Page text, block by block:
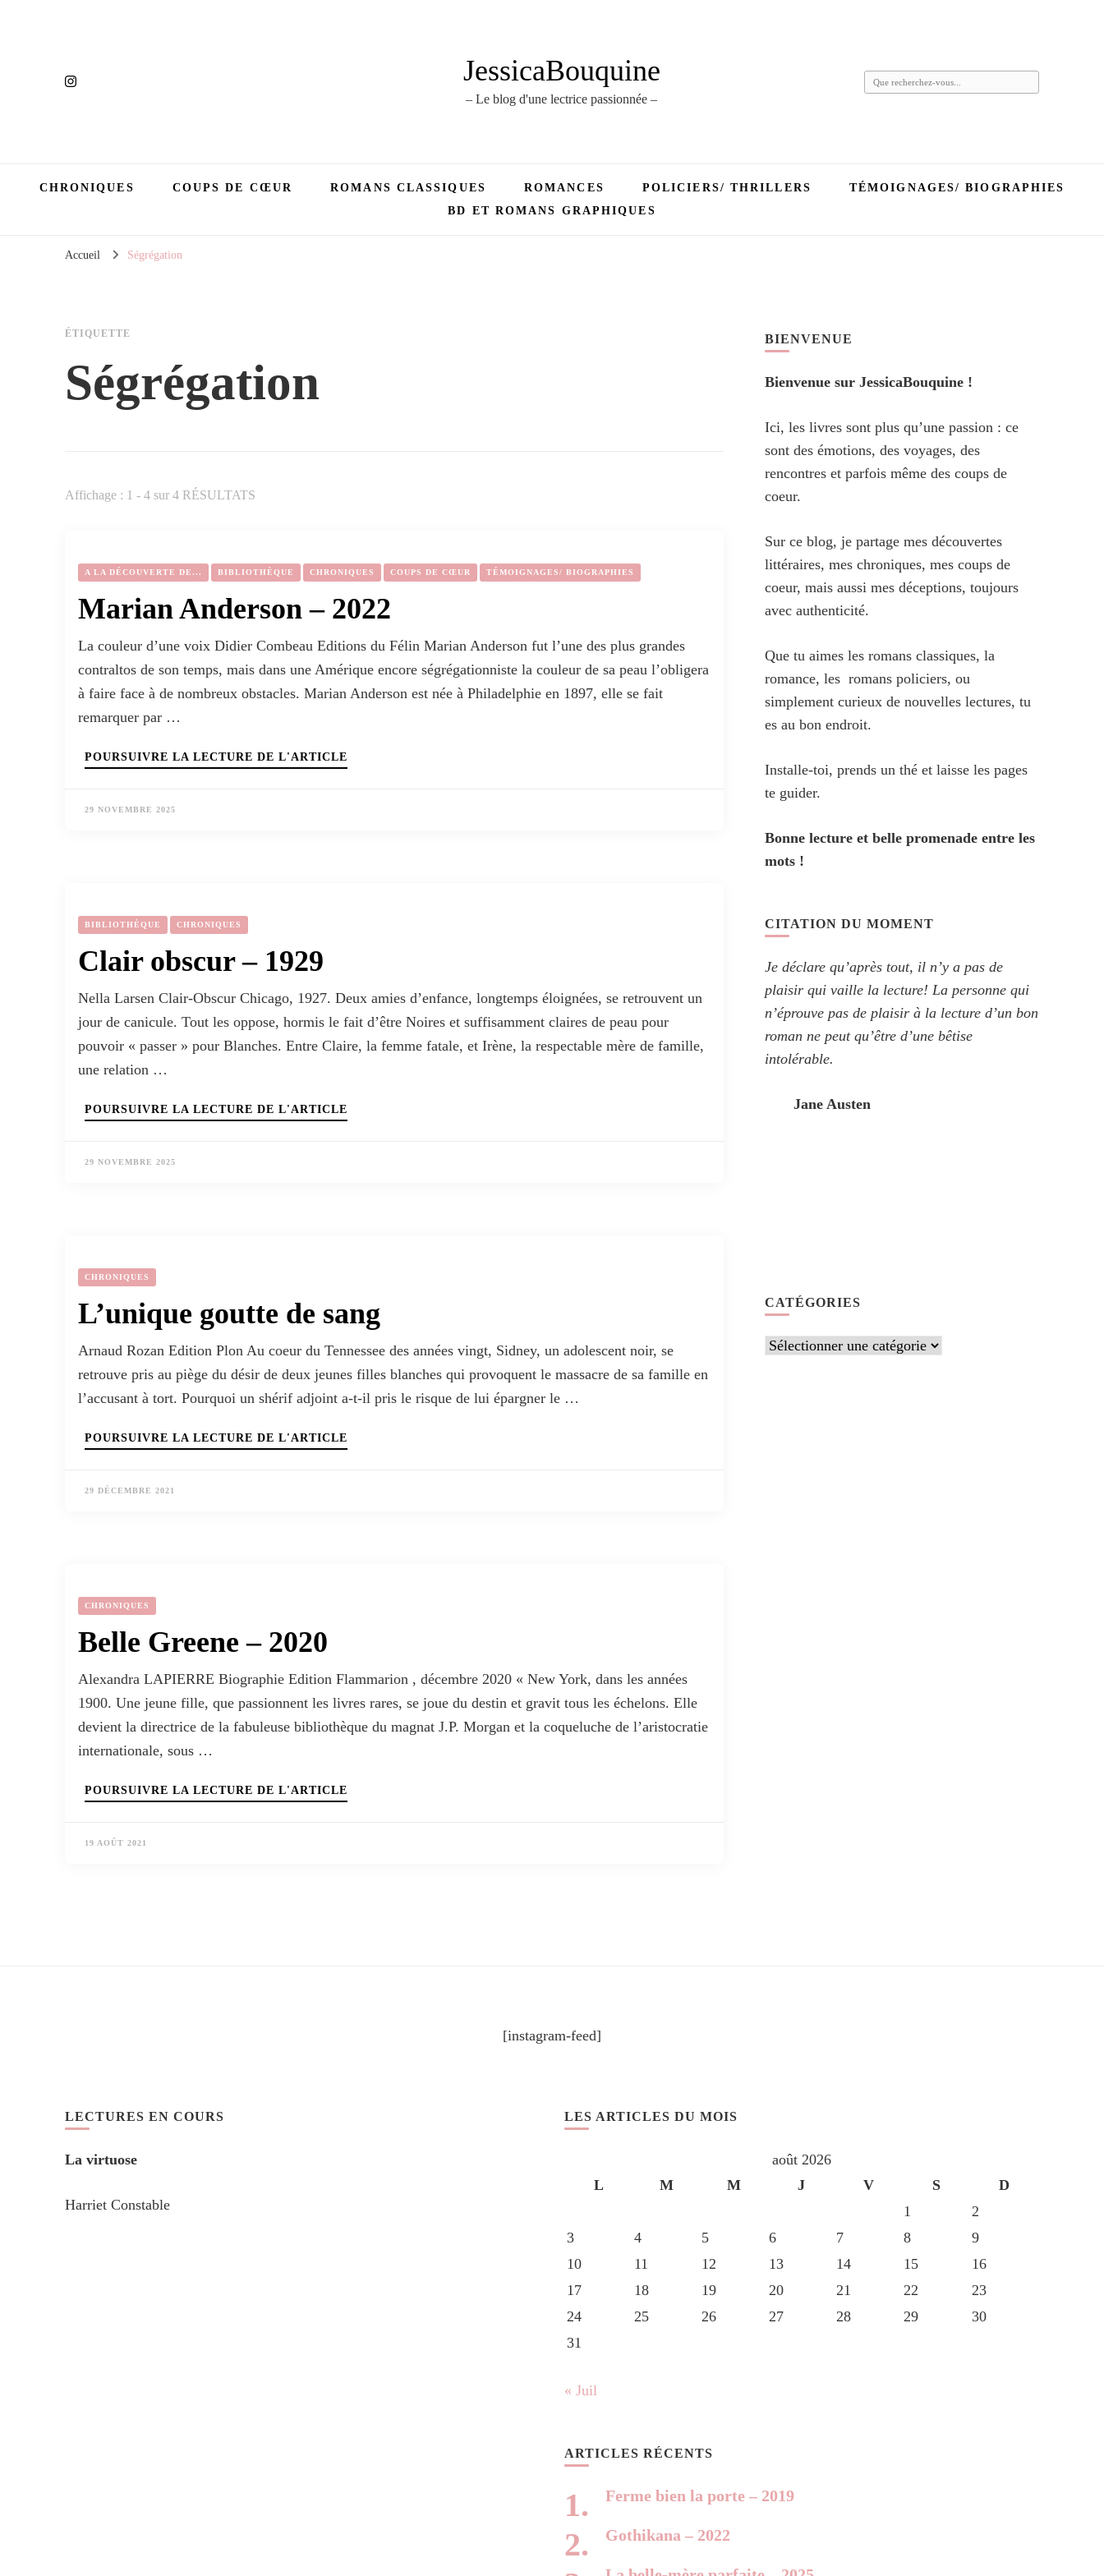
JessicaBouquine
– Le blog d'une lectrice passionnée –
Vous
CHRONIQUES COUPS DE CŒUR ROMANS CLASSIQUES ROMANCES POLICIERS/ THRILLERS
TÉMOIGNAGES/ BIOGRAPHIES
BD ET ROMANS GRAPHIQUES
Accueil Ségrégation
ÉTIQUETTE
Ségrégation
Affichage : 1 - 4 sur 4 RÉSULTATS
A LA DÉCOUVERTE DE... BIBLIOTHÈQUE CHRONIQUES COUPS DE CŒUR TÉMOIGNAGES/ BIOGRAPHIES
Marian Anderson – 2022
La couleur d’une voix Didier Combeau Editions du Félin Marian Anderson fut l’une des plus grandes
contraltos de son temps, mais dans une Amérique encore ségrégationniste la couleur de sa peau l’obligera
à faire face à de nombreux obstacles. Marian Anderson est née à Philadelphie en 1897, elle se fait
remarquer par …
POURSUIVRE LA LECTURE DE L'ARTICLE
29 NOVEMBRE 2025
BIBLIOTHÈQUE CHRONIQUES
Clair obscur – 1929
Nella Larsen Clair-Obscur Chicago, 1927. Deux amies d’enfance, longtemps éloignées, se retrouvent un
jour de canicule. Tout les oppose, hormis le fait d’être Noires et suffisamment claires de peau pour
pouvoir « passer » pour Blanches. Entre Claire, la femme fatale, et Irène, la respectable mère de famille,
une relation …
POURSUIVRE LA LECTURE DE L'ARTICLE
29 NOVEMBRE 2025
CHRONIQUES
L’unique goutte de sang
Arnaud Rozan Edition Plon Au coeur du Tennessee des années vingt, Sidney, un adolescent noir, se
retrouve pris au piège du désir de deux jeunes filles blanches qui provoquent le massacre de sa famille en
l’accusant à tort. Pourquoi un shérif adjoint a-t-il pris le risque de lui épargner le …
POURSUIVRE LA LECTURE DE L'ARTICLE
29 DÉCEMBRE 2021
CHRONIQUES
Belle Greene – 2020
Alexandra LAPIERRE Biographie Edition Flammarion , décembre 2020 « New York, dans les années
1900. Une jeune fille, que passionnent les livres rares, se joue du destin et gravit tous les échelons. Elle
devient la directrice de la fabuleuse bibliothèque du magnat J.P. Morgan et la coqueluche de l’aristocratie
internationale, sous …
POURSUIVRE LA LECTURE DE L'ARTICLE
19 AOÛT 2021
BIENVENUE
Bienvenue sur JessicaBouquine !
Ici, les livres sont plus qu’une passion : ce
sont des émotions, des voyages, des
rencontres et parfois même des coups de
coeur.
Sur ce blog, je partage mes découvertes
littéraires, mes chroniques, mes coups de
coeur, mais aussi mes déceptions, toujours
avec authenticité.
Que tu aimes les romans classiques, la
romance, les romans policiers, ou
simplement curieux de nouvelles lectures, tu
es au bon endroit.
Installe-toi, prends un thé et laisse les pages
te guider.
Bonne lecture et belle promenade entre les
mots !
CITATION DU MOMENT
Je déclare qu’après tout, il n’y a pas de
plaisir qui vaille la lecture! La personne qui
n’éprouve pas de plaisir à la lecture d’un bon
roman ne peut qu’être d’une bêtise
intolérable.
Jane Austen
CATÉGORIES
Catégories
[instagram-feed]
LECTURES EN COURS
La virtuose
Harriet Constable
LES ARTICLES DU MOIS
août 2026
L
M M J V S
D
1
2
3
4 5 6 7 8
9
10
11 12 13 14 15
16
17
18 19 20 21 22
23
24
25 26 27 28 29
30
31
« Juil
ARTICLES RÉCENTS
Ferme bien la porte – 2019
Gothikana – 2022